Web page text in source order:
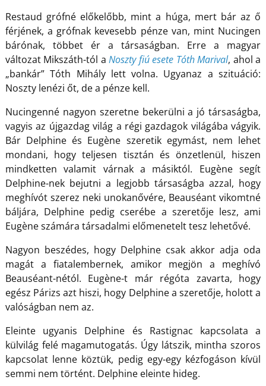
Restaud grófné előkelőbb, mint a húga, mert bár az ő
férjének, a grófnak kevesebb pénze van, mint Nucingen
bárónak, többet ér a társaságban. Erre a magyar
változat Mikszáth-tól aNoszty fiú esete Tóth Marival, ahol a
„bankár” Tóth Mihály lett volna. Ugyanaz a szituáció:
Noszty lenézi őt, de a pénze kell.
Nucingenné nagyon szeretne bekerülni a jó társaságba,
vagyis az újgazdag világ a régi gazdagok világába vágyik.
Bár Delphine és Eugène szeretik egymást, nem lehet
mondani, hogy teljesen tisztán és önzetlenül, hiszen
mindketten valamit várnak a másiktól. Eugène segít
Delphine-nek bejutni a legjobb társaságba azzal, hogy
meghívót szerez neki unokanővére, Beauséant vikomtné
báljára, Delphine pedig cserébe a szeretője lesz, ami
Eugène számára társadalmi előmenetelt tesz lehetővé.
Nagyon beszédes, hogy Delphine csak akkor adja oda
magát a fiatalembernek, amikor megjön a meghívó
Beauséant-nétól. Eugène-t már régóta zavarta, hogy
egész Párizs azt hiszi, hogy Delphine a szeretője, holott a
valóságban nem az.
Eleinte ugyanis Delphine és Rastignac kapcsolata a
külvilág felé magamutogatás. Úgy látszik, mintha szoros
kapcsolat lenne köztük, pedig egy-egy kézfogáson kívül
semmi nem történt. Delphine eleinte hideg.